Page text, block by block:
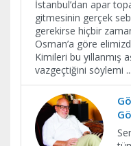
İstanbul’dan apar
gitmesinin gerçek
gerekirse hiçbir
Osman’a göre
Kimileri bu yıllanmış
vazgeçtiğini söylemi ...